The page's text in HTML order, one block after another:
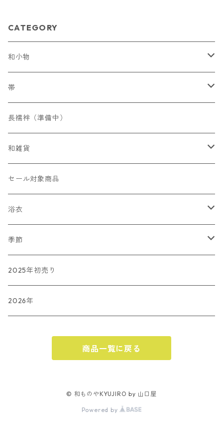
CATEGORY
和小物
帯締め
フォーマル
カジュアル
帯揚げ
フォーマル
カジュアル
草履
バッグ
ショール（準備中）
和小物SACRA
帯
染名古屋帯
織名古屋帯
長襦袢（準備中）
和雑貨
かんざし
その他
傘
セール対象商品
浴衣
藤井絞
長板染
季節
春
夏
2025年初売り
2026年
商品一覧に戻る
© 和ものやKYUJIRO by 山口屋
Powered by